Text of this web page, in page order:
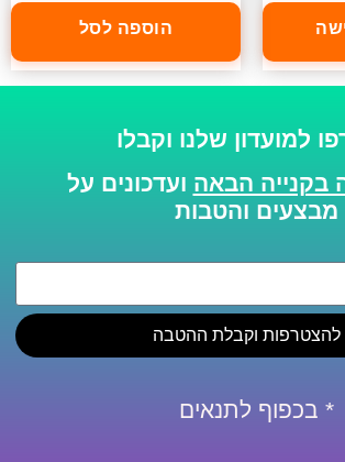
הוספה לסל
למועדון שלנו וקבלו
ועדכונים על
מבצעים והטבות
להצטרפות וקבלת ההטבה
* בכפוף לתנאים